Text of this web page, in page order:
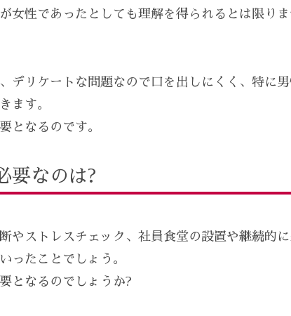
女性であったとしても理解を得られるとは限り
デリケートな問題なので口を出しにくく、特に
ます。
となるのです。
要なのは?
やストレスチェック、社員食堂の設置や継続的に
ったことでしょう。
となるのでしょうか?